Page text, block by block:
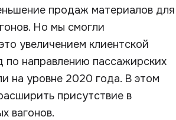
продаж материалов для
Но мы смогли
увеличением клиентской
по направлению пассажирских
на уровне 2020 года. В этом
присутствие в
вагонов.